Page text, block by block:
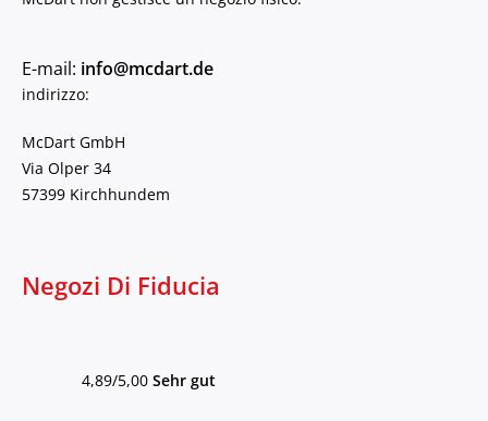
E-mail: info@mcdart.de
indirizzo:
McDart GmbH
Via Olper 34
57399 Kirchhundem
Negozi Di Fiducia
4,89/5,00 Sehr gut